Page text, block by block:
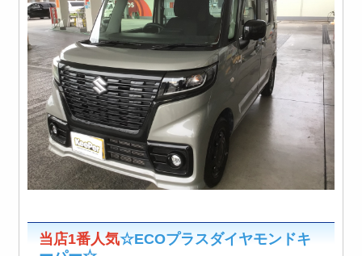
当店1番人気☆ECOプラスダイヤモンドキ